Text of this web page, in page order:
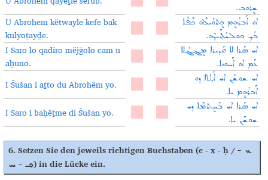
ܫܷܪܘܒ.
U Abrohem këtwayle kefe bak
kulyoṯayḏe.
ܐܘ ܐܰܒܪܳܗܷܡ ܟܷܬܘܰܝܠܶܗ ܟܶܦܶܐ
ܒܰܟ ܟܘܠܝܳܬ݂ܰܝܕ݂ܶܗ.
I Saro lo qadiro mëjġolo cam u
aḥuno.
ܐܝ ܣܰܪܐ ܠܐ ܩܰܕܝܪܐ ܡܷܔܓ݂ܳܠܐ
ܥܰܡ ܐܘ ܐܰܚܘܢܐ.
I Šušan i aṯto du Abrohëm yo.
ܐܝ ܫܘܫܰܢ ܐܝ ܐܰܬ݂ܬܐ ܕܘ
ܐܰܒܪܳܗܷܡ ܝܐ.
I Saro i baḥëṯme di Šušan yo.
ܐܝ ܣܰܪܐ ܐܝ ܒܰܚܷܬ݂ܡܶܐ ܕܝ
ܫܘܫܰܢ ܝܐ.
6. Setzen Sie den jeweils richtigen Buchstaben(c - x - ḥ / ܥ -
ܟ݂ـ - ܚ) in die Lücke ein.